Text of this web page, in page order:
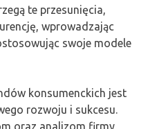
te przesunięcia,
wprowadzając
swoje modele
konsumenckich jest
rozwoju i sukcesu.
oraz analizom firmy